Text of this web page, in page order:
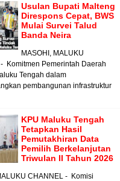
Usulan Bupati Malteng
Direspons Cepat, BWS
Mulai Survei Talud
Banda Neira
MASOHI, MALUKU
Komitmen Pemerintah Daerah
Tengah dalam
pembangunan infrastruktur
KPU Maluku Tengah
Tetapkan Hasil
Pemutakhiran Data
Pemilih Berkelanjutan
Triwulan II Tahun 2026
CHANNEL - Komisi